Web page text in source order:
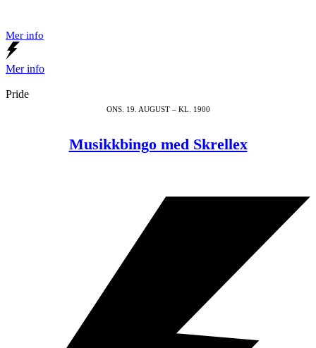
Mer info
Mer info
Pride
ONS. 19. AUGUST – KL. 1900
Musikkbingo med Skrellex